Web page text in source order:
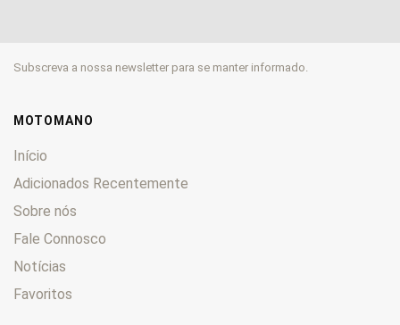
1250 GS Adventure 0
1250 RS
18 0
45 0
60 0
80
80 GS
Subscreva a nossa newsletter para se manter informado.
MOTOMANO
Início
Adicionados Recentemente
Sobre nós
Fale Connosco
Notícias
Favoritos